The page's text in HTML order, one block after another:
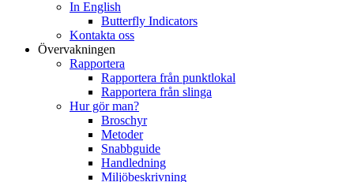
In English
Butterfly Indicators
Kontakta oss
Övervakningen
Rapportera
Rapportera från punktlokal
Rapportera från slinga
Hur gör man?
Broschyr
Metoder
Snabbguide
Handledning
Miljöbeskrivning